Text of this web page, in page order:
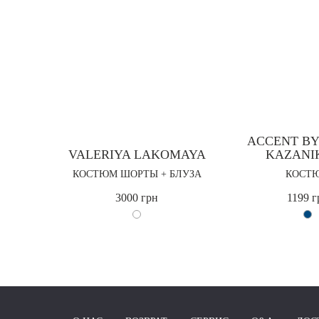
VALERIYA LAKOMAYA
КОСТЮМ ШОРТЫ + БЛУЗА
3000 грн
ACCENT
1199